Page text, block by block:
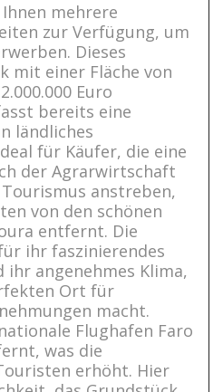
mehrere
zur Verfügung, um
Dieses
mit einer Fläche von
Euro
bereits eine
ländliches
für Käufer, die eine
der Agrarwirtschaft
anstreben,
von den schönen
entfernt. Die
ihr faszinierendes
ihr angenehmes Klima,
Ort für
macht.
Flughafen Faro
was die
erhöht. Hier